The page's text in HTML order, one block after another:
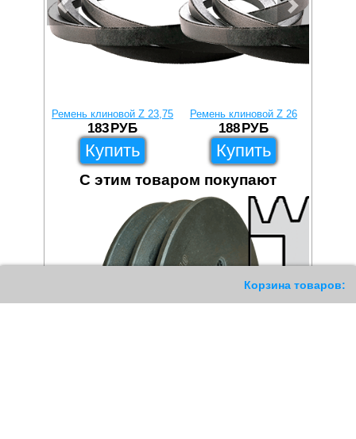
Корзина товаров:
Ремень клиновой Z 23,75
183 РУБ
Купить
Ремень клиновой Z 26
188 РУБ
Купить
С этим товаром покупают
204